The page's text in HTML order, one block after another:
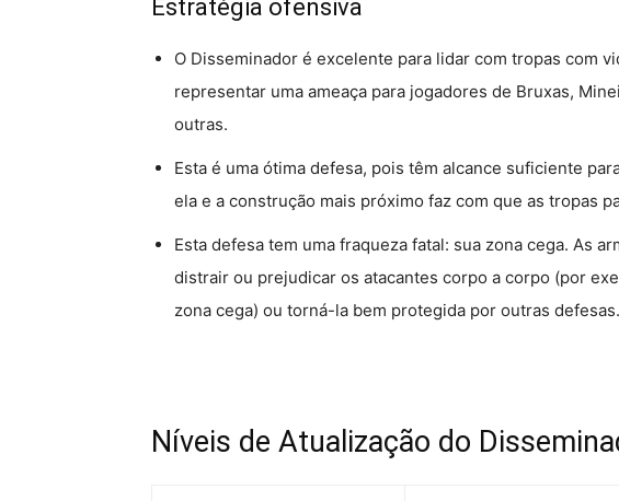
Estratégia ofensiva
O Disseminador é excelente para lidar com tropas com
representar uma ameaça para jogadores de Bruxas,
outras.
Esta é uma ótima defesa, pois têm alcance suficiente
ela e a construção mais próximo faz com que as tropas
Esta defesa tem uma fraqueza fatal: sua zona cega. As
distrair ou prejudicar os atacantes corpo a corpo (por
zona cega) ou torná-la bem protegida por outras defesas.
Níveis de Atualização do